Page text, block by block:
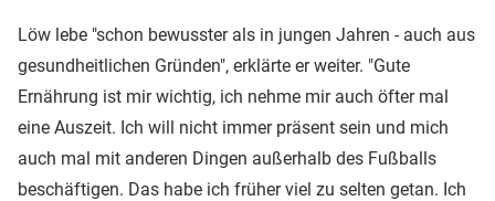
Löw lebe "schon bewusster als in jungen Jahren - auch aus
gesundheitlichen Gründen", erklärte er weiter. "Gute
Ernährung ist mir wichtig, ich nehme mir auch öfter mal
eine Auszeit. Ich will nicht immer präsent sein und mich
auch mal mit anderen Dingen außerhalb des Fußballs
beschäftigen. Das habe ich früher viel zu selten getan. Ich